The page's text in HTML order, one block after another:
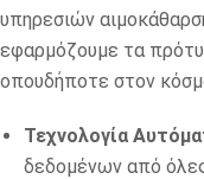
υπηρεσιών
εφαρμόζουμε τα
οπουδήποτε στον
Τεχνολογία
δεδομένων από